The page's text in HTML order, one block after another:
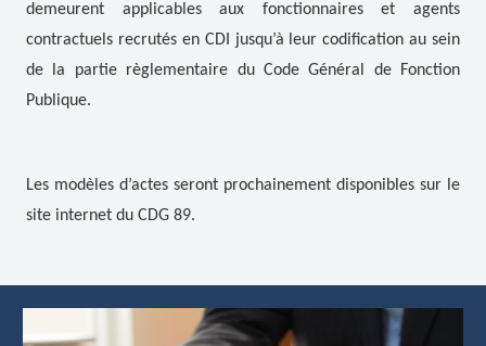
demeurent applicables aux fonctionnaires et agents
contractuels recrutés en CDI jusqu’à leur codification au sein
de la partie règlementaire du Code Général de Fonction
Publique.
Les modèles d’actes seront prochainement disponibles sur le
site internet du CDG 89.